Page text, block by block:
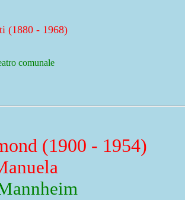
(1880 - 1968)
comunale
(1900 - 1954)